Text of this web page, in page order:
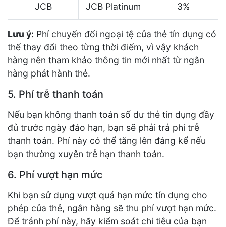
JCB JCB Platinum 3%
Lưu ý: Phí chuyển đổi ngoại tệ của thẻ tín dụng có
thể thay đổi theo từng thời điểm, vì vậy khách
hàng nên tham khảo thông tin mới nhất từ ngân
hàng phát hành thẻ.
5. Phí trễ thanh toán
Nếu bạn không thanh toán số dư thẻ tín dụng đầy
đủ trước ngày đáo hạn, bạn sẽ phải trả phí trễ
thanh toán. Phí này có thể tăng lên đáng kể nếu
bạn thường xuyên trễ hạn thanh toán.
6. Phí vượt hạn mức
Khi bạn sử dụng vượt quá hạn mức tín dụng cho
phép của thẻ, ngân hàng sẽ thu phí vượt hạn mức.
Để tránh phí này, hãy kiểm soát chi tiêu của bạn